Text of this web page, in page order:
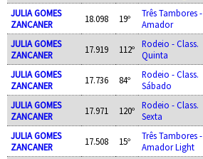
JULIA GOMES
ZANCANER
18.098 19º
Três Tambores -
Amador
JULIA GOMES
ZANCANER
17.919 112º
Rodeio - Class.
Quinta
JULIA GOMES
ZANCANER
17.736 84º
Rodeio - Class.
Sábado
JULIA GOMES
ZANCANER
17.971 120º
Rodeio - Class.
Sexta
JULIA GOMES
ZANCANER
17.508 15º
Três Tambores -
Amador Light